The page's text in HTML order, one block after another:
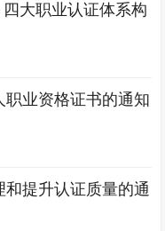
大职业认证体系构
职业资格证书的通知
和提升认证质量的通